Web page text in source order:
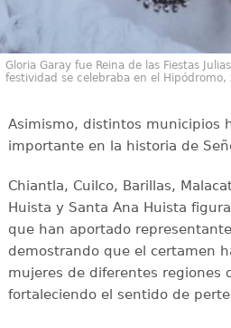
Gloria Garay fue Reina de las Fiestas
festividad se celebraba en el Hipódromo,
Asimismo, distintos municipios
importante en la historia de
Chiantla, Cuilco, Barillas,
Huista y Santa Ana Huista
que han aportado
demostrando que el certamen
mujeres de diferentes regiones
fortaleciendo el sentido de